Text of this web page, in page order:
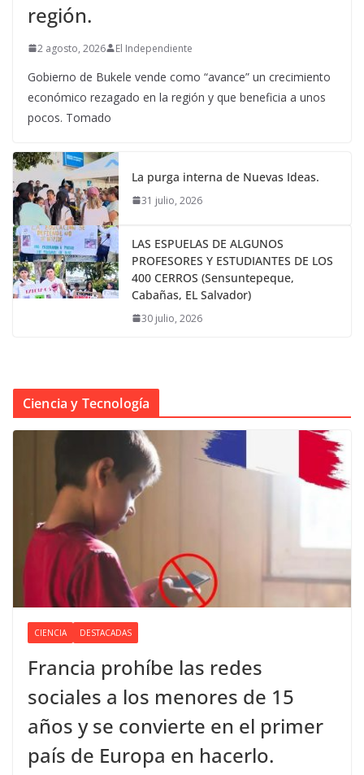
región.
2 agosto, 2026 El Independiente
Gobierno de Bukele vende como “avance” un crecimiento
económico rezagado en la región y que beneficia a unos
pocos. Tomado
La purga interna de Nuevas Ideas.
31 julio, 2026
LAS ESPUELAS DE ALGUNOS
PROFESORES Y ESTUDIANTES DE LOS
400 CERROS (Sensuntepeque,
Cabañas, EL Salvador)
30 julio, 2026
Ciencia y Tecnología
CIENCIA DESTACADAS
Francia prohíbe las redes
sociales a los menores de 15
años y se convierte en el primer
país de Europa en hacerlo.